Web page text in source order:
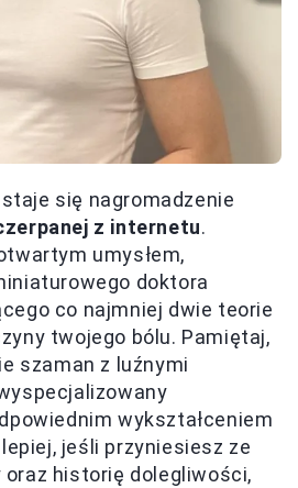
się nagromadzenie
z internetu.
umysłem,
doktora
co najmniej dwie teorie
twojego bólu. Pamiętaj,
szaman z luźnymi
wykształceniem
jeśli przyniesiesz ze
historię dolegliwości,